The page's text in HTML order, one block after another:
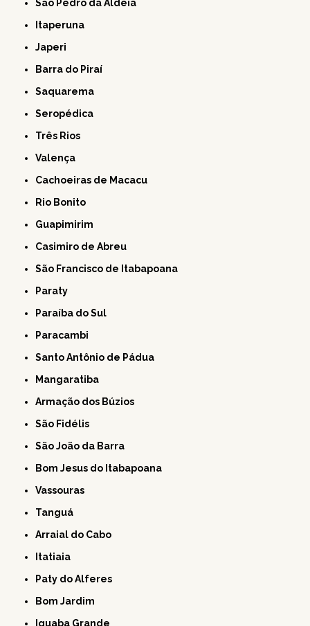
São Pedro da Aldeia
Itaperuna
Japeri
Barra do Piraí
Saquarema
Seropédica
Três Rios
Valença
Cachoeiras de Macacu
Rio Bonito
Guapimirim
Casimiro de Abreu
São Francisco de Itabapoana
Paraty
Paraíba do Sul
Paracambi
Santo Antônio de Pádua
Mangaratiba
Armação dos Búzios
São Fidélis
São João da Barra
Bom Jesus do Itabapoana
Vassouras
Tanguá
Arraial do Cabo
Itatiaia
Paty do Alferes
Bom Jardim
Iguaba Grande